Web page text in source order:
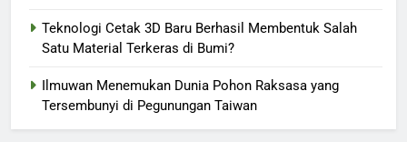
Teknologi Cetak 3D Baru Berhasil Membentuk Salah
Satu Material Terkeras di Bumi?
Ilmuwan Menemukan Dunia Pohon Raksasa yang
Tersembunyi di Pegunungan Taiwan